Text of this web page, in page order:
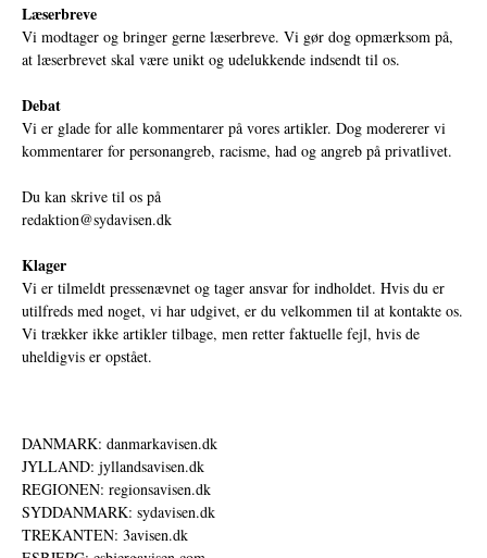
Læserbreve
Vi modtager og bringer gerne læserbreve. Vi gør dog opmærksom på,
at læserbrevet skal være unikt og udelukkende indsendt til os.
Debat
Vi er glade for alle kommentarer på vores artikler. Dog modererer vi
kommentarer for personangreb, racisme, had og angreb på privatlivet.
Du kan skrive til os på
redaktion@sydavisen.dk
Klager
Vi er tilmeldt pressenævnet og tager ansvar for indholdet. Hvis du er
utilfreds med noget, vi har udgivet, er du velkommen til at kontakte os.
Vi trækker ikke artikler tilbage, men retter faktuelle fejl, hvis de
uheldigvis er opstået.
DANMARK: danmarkavisen.dk
JYLLAND: jyllandsavisen.dk
REGIONEN: regionsavisen.dk
SYDDANMARK: sydavisen.dk
TREKANTEN: 3avisen.dk